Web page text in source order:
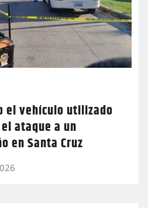
el vehículo utilizado
ataque a un
en Santa Cruz